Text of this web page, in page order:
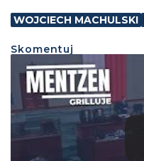
WOJCIECH MACHULSKI
Skomentuj